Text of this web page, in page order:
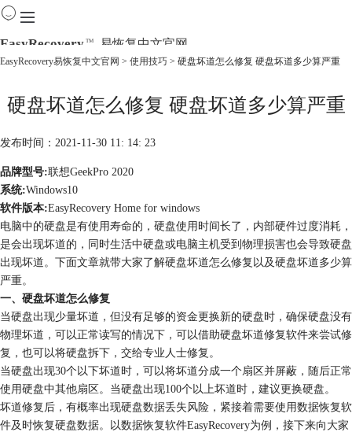
EasyRecovery TM 易恢复中文官网
产品
购买
线下数据恢复
EasyRecovery易恢复中文官网 > 使用技巧 > 硬盘坏道怎么修复 硬盘坏道多少算严重
硬盘坏道怎么修复 硬盘坏道多少算严重
发布时间：2021-11-30 11: 14: 23
品牌型号:联想GeekPro 2020
系统:Windows10
软件版本:EasyRecovery Home for windows
电脑中的硬盘是有使用寿命的，硬盘使用时间长了，内部硬件过度消耗，
是会出现坏道的，同时生活中硬盘或电脑主机受到物理损害也会导致硬盘
出现坏道。下面文章就带大家了解硬盘坏道怎么修复以及硬盘坏道多少算
严重。
一、硬盘坏道怎么修复
当硬盘出现少量坏道，但没有足够的资金更换新的硬盘时，确保硬盘没有
物理坏道，可以正常读写的情况下，可以借助硬盘坏道修复软件来尝试修
复，也可以将硬盘拆下，交给专业人士修复。
当硬盘出现30个以下坏道时，可以将坏道分成一个扇区并屏蔽，随后正常
使用硬盘中其他扇区。当硬盘出现100个以上坏道时，建议更换硬盘。
坏道修复后，有概率出现硬盘数据丢失风险，紧接着需要使用数据恢复软
件及时恢复硬盘数据。以数据恢复软件EasyRecovery为例，接下来向大家